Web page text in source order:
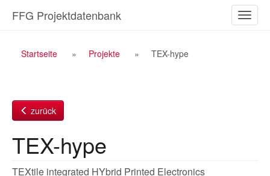
Inhalt
ein-/
FFG Projektdatenbank
Breadcrumb
Startseite Projekte TEX-hype
zurück
TEX-hype
TEXtile integrated HYbrid Printed Electronics